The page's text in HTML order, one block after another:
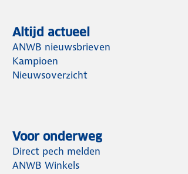
Altijd actueel
ANWB nieuwsbrieven
Kampioen
Nieuwsoverzicht
Voor onderweg
Direct pech melden
ANWB Winkels